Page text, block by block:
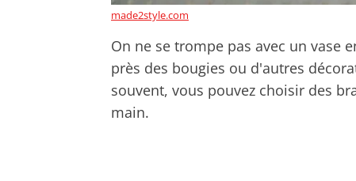
made2style.com
On ne se trompe pas avec un vase
près des bougies ou d'autres
souvent, vous pouvez choisir des
main.